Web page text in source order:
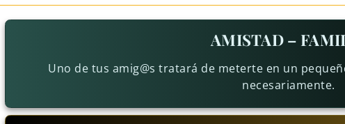
AMISTAD –
Uno de tus amig@s tratará de meterte en un
necesariamente.